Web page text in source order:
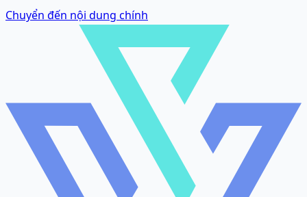
Chuyển đến nội dung chính